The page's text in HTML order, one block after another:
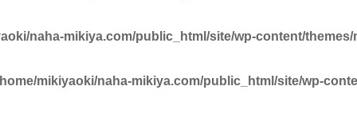
naha-mikiya.com/public_html/site/wp-content/
mikiyaoki/naha-mikiya.com/public_html/site/wp-